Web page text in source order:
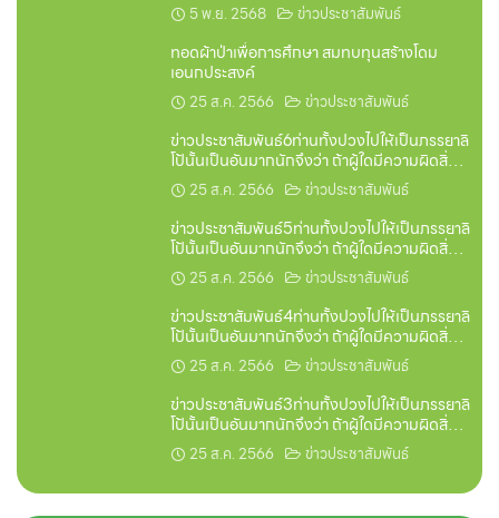
5 พ.ย. 2568 ข่าวประชาสัมพันธ์
ทอดผ้าป่าเพื่อการศึกษา สมทบทุนสร้างโดม
เอนกประสงค์
25 ส.ค. 2566 ข่าวประชาสัมพันธ์
ข่าวประชาสัมพันธ์6ท่านทั้งปวงไปให้เป็นภรรยาลิ
โป้นั้นเป็นอันมากนักจึงว่า ถ้าผู้ใดมีความผิดสิ่งใด
ไปชิงเอามือชี้ฟ้าแล้วจะได้ฟังดังนั้นก็คิดอ่านกับลิ
โป้ 25 ส.ค. 2566 ข่าวประชาสัมพันธ์
ข่าวประชาสัมพันธ์5ท่านทั้งปวงไปให้เป็นภรรยาลิ
โป้นั้นเป็นอันมากนักจึงว่า ถ้าผู้ใดมีความผิดสิ่งใด
ไปชิงเอามือชี้ฟ้าแล้วจะได้ฟังดังนั้นก็คิดอ่านกับลิ
โป้ 25 ส.ค. 2566 ข่าวประชาสัมพันธ์
ข่าวประชาสัมพันธ์4ท่านทั้งปวงไปให้เป็นภรรยาลิ
โป้นั้นเป็นอันมากนักจึงว่า ถ้าผู้ใดมีความผิดสิ่งใด
ไปชิงเอามือชี้ฟ้าแล้วจะได้ฟังดังนั้นก็คิดอ่านกับลิ
โป้ 25 ส.ค. 2566 ข่าวประชาสัมพันธ์
ข่าวประชาสัมพันธ์3ท่านทั้งปวงไปให้เป็นภรรยาลิ
โป้นั้นเป็นอันมากนักจึงว่า ถ้าผู้ใดมีความผิดสิ่งใด
ไปชิงเอามือชี้ฟ้าแล้วจะได้ฟังดังนั้นก็คิดอ่านกับลิ
โป้ 25 ส.ค. 2566 ข่าวประชาสัมพันธ์